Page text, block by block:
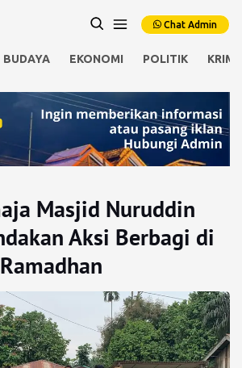
Chat Admin
BUDAYA EKONOMI POLITIK
Masjid Nuruddin
Aksi Berbagi di